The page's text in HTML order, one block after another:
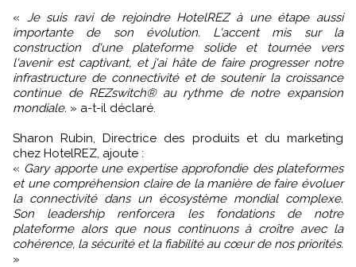
« Je suis ravi de rejoindre HotelREZ à une étape aussi
importante de son évolution. L'accent mis sur la
construction d'une plateforme solide et tournée vers
l'avenir est captivant, et j'ai hâte de faire progresser notre
infrastructure de connectivité et de soutenir la croissance
continue de REZswitch® au rythme de notre expansion
mondiale. » a-t-il déclaré.
Sharon Rubin, Directrice des produits et du marketing
chez HotelREZ, ajoute :
« Gary apporte une expertise approfondie des plateformes
et une compréhension claire de la manière de faire évoluer
la connectivité dans un écosystème mondial complexe.
Son leadership renforcera les fondations de notre
plateforme alors que nous continuons à croître avec la
cohérence, la sécurité et la fiabilité au cœur de nos priorités.
»